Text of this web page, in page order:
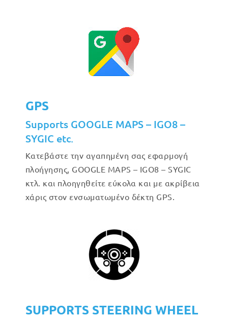
GPS
Supports GOOGLE MAPS – IGO8 –
SYGIC etc.
Κατεβάστε την αγαπημένη σας εφαρμογή
πλοήγησης, GOOGLE MAPS – IGO8 – SYGIC
κτλ. και πλοηγηθείτε εύκολα και με ακρίβεια
χάρις στον ενσωματωμένο δέκτη GPS.
SUPPORTS STEERING WHEEL